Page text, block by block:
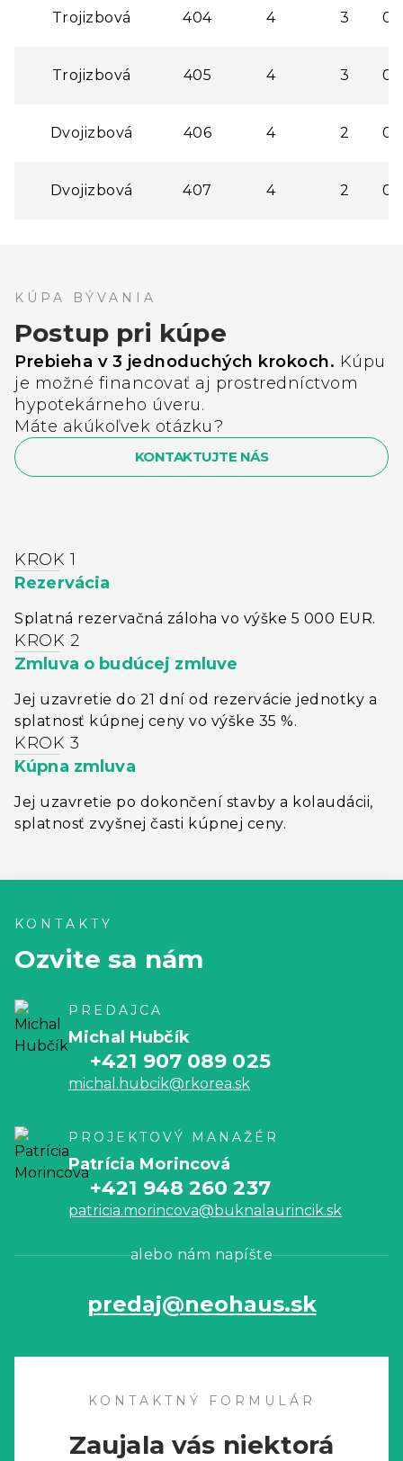
Trojizbová 404 4 3
Trojizbová 405 4 3
Dvojizbová 406 4 2
Dvojizbová 407 4 2
KÚPA BÝVANIA
Postup pri kúpe
Prebieha v 3 jednoduchých krokoch. Kúpu
je možné financovať aj prostredníctvom
hypotekárneho úveru.
Máte akúkoľvek otázku?
KONTAKTUJTE NÁS
KROK 1
Rezervácia
Splatná rezervačná záloha vo výške 5 000 EUR.
KROK 2
Zmluva o budúcej zmluve
Jej uzavretie do 21 dní od rezervácie jednotky a
splatnosť kúpnej ceny vo výške 35 %.
KROK 3
Kúpna zmluva
Jej uzavretie po dokončení stavby a kolaudácii,
splatnosť zvyšnej časti kúpnej ceny.
KONTAKTY
Ozvite sa nám
PREDAJCA
Michal Hubčík
+421 907 089 025
michal.hubcik@rkorea.sk
PROJEKTOVÝ MANAŽÉR
Patrícia Morincová
+421 948 260 237
patricia.morincova@buknalaurincik.sk
alebo nám napíšte
predaj@neohaus.sk
KONTAKTNÝ FORMULÁR
Zaujala vás niektorá